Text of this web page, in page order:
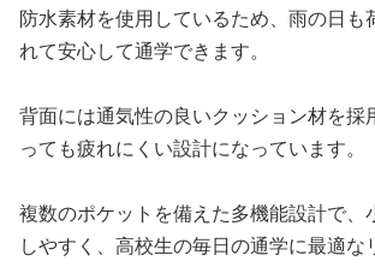
防水素材を使用しているため、雨の日も
れて安心して通学できます。
背面には通気性の良いクッション材を採
っても疲れにくい設計になっています。
複数のポケットを備えた多機能設計で、
しやすく、高校生の毎日の通学に最適な